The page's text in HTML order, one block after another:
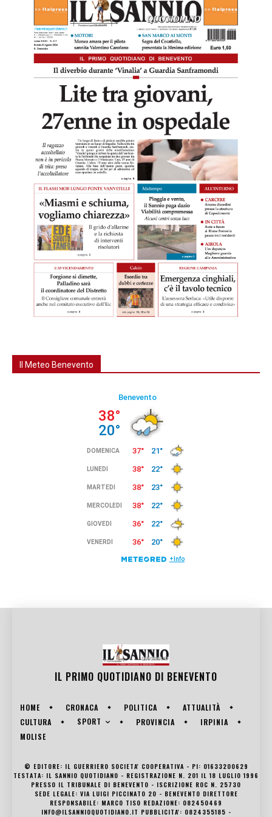
Il Meteo Benevento
IL PRIMO QUOTIDIANO DI BENEVENTO
HOME CRONACA POLITICA
ATTUALITÀ
CULTURA
SPORT PROVINCIA
IRPINIA
MOLISE
© EDITORE: IL GUERRIERO SOCIETA' COOPERATIVA - PI: 01633200629
TESTATA: IL SANNIO QUOTIDIANO - REGISTRAZIONE N. 201 IL 18 LUGLIO 1996
PRESSO IL TRIBUNALE DI BENEVENTO - ISCRIZIONE ROC N. 25730
SEDE LEGALE: VIA LUIGI PICCINATO 20 - BENEVENTO DIRETTORE
RESPONSABILE: MARCO TISO REDAZIONE: 082450469
INFO@ILSANNIOQUOTIDIANO.IT PUBBLICITA': 0824355185 -